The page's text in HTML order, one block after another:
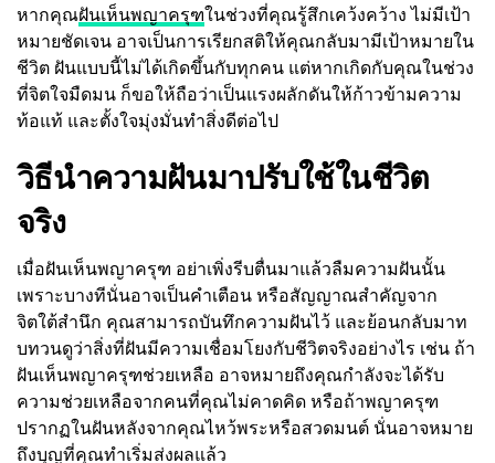
หากคุณฝันเห็นพญาครุฑในช่วงที่คุณรู้สึกเคว้งคว้าง ไม่มีเป้า
หมายชัดเจน อาจเป็นการเรียกสติให้คุณกลับมามีเป้าหมายใน
ชีวิต ฝันแบบนี้ไม่ได้เกิดขึ้นกับทุกคน แต่หากเกิดกับคุณในช่วง
ที่จิตใจมืดมน ก็ขอให้ถือว่าเป็นแรงผลักดันให้ก้าวข้ามความ
ท้อแท้ และตั้งใจมุ่งมั่นทำสิ่งดีต่อไป
วิธีนำความฝันมาปรับใช้ในชีวิต
จริง
เมื่อฝันเห็นพญาครุฑ อย่าเพิ่งรีบตื่นมาแล้วลืมความฝันนั้น
เพราะบางทีนั่นอาจเป็นคำเตือน หรือสัญญาณสำคัญจาก
จิตใต้สำนึก คุณสามารถบันทึกความฝันไว้ และย้อนกลับมาท
บทวนดูว่าสิ่งที่ฝันมีความเชื่อมโยงกับชีวิตจริงอย่างไร เช่น ถ้า
ฝันเห็นพญาครุฑช่วยเหลือ อาจหมายถึงคุณกำลังจะได้รับ
ความช่วยเหลือจากคนที่คุณไม่คาดคิด หรือถ้าพญาครุฑ
ปรากฏในฝันหลังจากคุณไหว้พระหรือสวดมนต์ นั่นอาจหมาย
ถึงบุญที่คุณทำเริ่มส่งผลแล้ว